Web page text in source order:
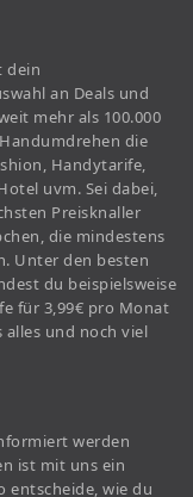
dein
an Deals und
mehr als 100.000
die
Handytarife,
uvm. Sei dabei,
Preisknaller
die mindestens
Unter den besten
du beispielsweise
für 3,99€ pro Monat
alles und noch viel
werden
ist mit uns ein
entscheide, wie du